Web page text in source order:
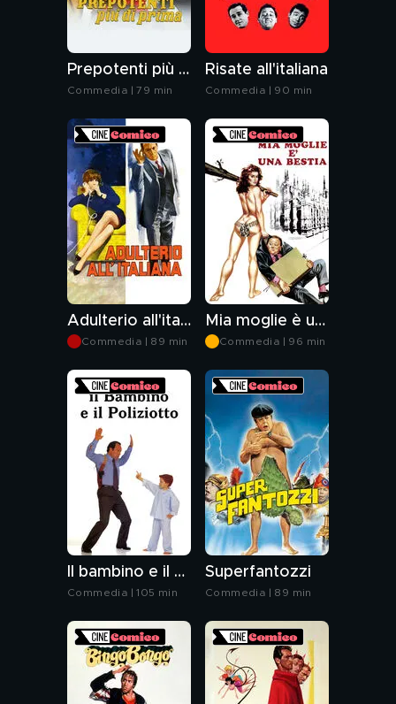
Prepotenti più di prima
Commedia | 79 min
Risate all'italiana
Commedia | 90 min
Adulterio all'italiana
Commedia | 89 min
Mia moglie è una bestia
Commedia | 96 min
Il bambino e il poliziotto
Commedia | 105 min
Superfantozzi
Commedia | 89 min